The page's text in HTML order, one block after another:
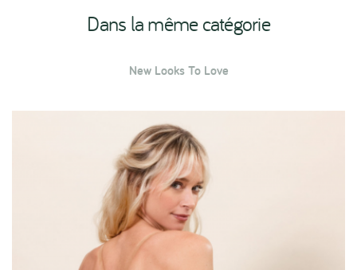
Dans la même catégorie
New Looks To Love